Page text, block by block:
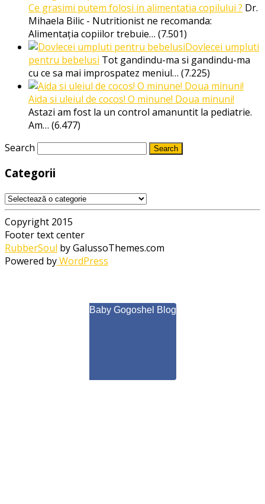
Ce grasimi putem folosi in alimentatia copilului ? Dr.
Mihaela Bilic - Nutritionist ne recomanda:
Alimentația copiilor trebuie… (7.501)
Dovlecei umpluti
pentru bebelusi Tot gandindu-ma si gandindu-ma
cu ce sa mai improspatez meniul… (7.225)
Aida si uleiul de cocos! O minune! Doua minuni!
Astazi am fost la un control amanuntit la pediatrie.
Am… (6.477)
Search
Categorii
Categorii
Copyright 2015
Footer text center
RubberSoul by GalussoThemes.com
Powered byWordPress
Baby Gogoshel Blog